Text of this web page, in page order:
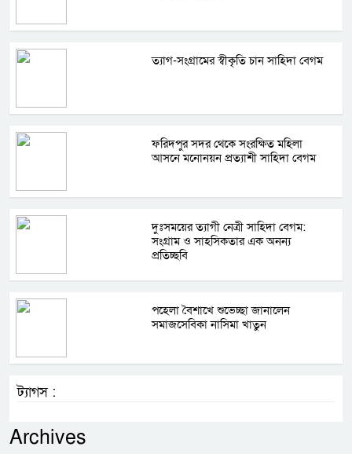
ত্যাগ-সংগ্রামের স্বীকৃতি চান সাহিদা বেগম
ফরিদপুর সদর থেকে সংরক্ষিত মহিলা
আসনে মনোনয়ন প্রত্যাশী সাহিদা বেগম
দুঃসময়ের ত্যাগী নেত্রী সাহিদা বেগম:
সংগ্রাম ও সাহসিকতার এক অনন্য
প্রতিচ্ছবি
পহেলা বৈশাখে শুভেচ্ছা জানালেন
সমাজসেবিকা নাসিমা খাতুন
ট্যাগস :
Archives